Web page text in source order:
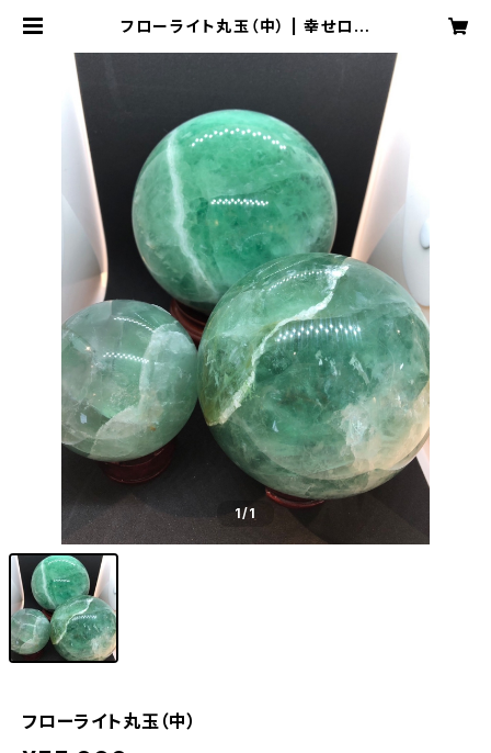
フローライト丸玉（中） | 幸せロー
1/1
フローライト丸玉（中）